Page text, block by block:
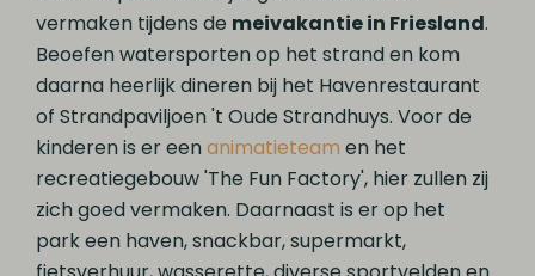
vermaken tijdens de meivakantie in Friesland.
Beoefen watersporten op het strand en kom
daarna heerlijk dineren bij het Havenrestaurant
of Strandpaviljoen 't Oude Strandhuys. Voor de
kinderen is er eenanimatieteam en het
recreatiegebouw 'The Fun Factory', hier zullen zij
zich goed vermaken. Daarnaast is er op het
park een haven, snackbar, supermarkt,